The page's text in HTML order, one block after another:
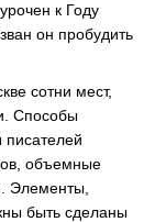
к Году
он пробудить
сотни мест,
Способы
объемные
Элементы,
быть сделаны